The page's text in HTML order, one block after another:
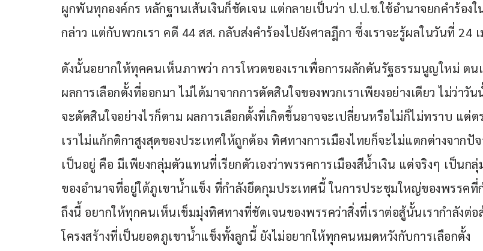
ผูกพันทุกองค์กร หลักฐานเส้นเงินก็ชัดเจน แต่กลายเป็นว่า ป.ป.ช.ใช้อำนาจยกคำร้องใ
กล่าว แต่กับพวกเรา คดี 44 สส. กลับส่งคำร้องไปยังศาลฎีกา ซึ่งเราจะรู้ผลในวันที่ 24
ดังนั้นอยากให้ทุคคนเห็นภาพว่า การโหวตของเราเพื่อการผลักดันรัฐธรรมนูญใหม่ ตน
ผลการเลือกตั้งที่ออกมา ไม่ได้มาจากการตัดสินใจของพวกเราเพียงอย่างเดียว ไม่ว่าวัน
จะตัดสินใจอย่างไรก็ตาม ผลการเลือกตั้งที่เกิดขึ้นอาจจะเปลี่ยนหรือไม่ก็ไม่ทราบ แต่ต
เราไม่แก้กติกาสูงสุดของประเทศให้ถูกต้อง ทิศทางการเมืองไทยก็จะไม่แตกต่างจากปั
เป็นอยู่ คือ มีเพียงกลุ่มตัวแทนที่เรียกตัวเองว่าพรรคการเมืองสีน้ำเงิน แต่จริงๆ เป็นก
ของอำนาจที่อยู่ใต้ภูเขาน้ำแข็ง ที่กำลังยึดกุมประเทศนี้ ในการประชุมใหญ่ของพรรคที่
ถึงนี้ อยากให้ทุกคนเห็นเข็มมุ่งทิศทางที่ชัดเจนของพรรคว่าสิ่งที่เราต่อสู้นั้นเรากำลังต่อ
โครงสร้างที่เป็นยอดภูเขาน้ำแข็งทั้งลูกนี้ ยังไม่อยากให้ทุกคนหมดหวังกับการเลือกตั้ง